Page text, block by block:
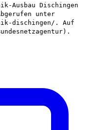
Ausbau Dischingen
unter
dischingen/. Auf